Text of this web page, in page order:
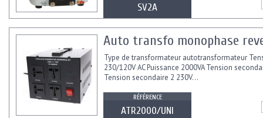
SV2A
Auto transfo monophase
Type de transformateur autotransformateur
230/120V AC Puissance 2000VA Tension
Tension secondaire 2 230V...
RÉFÉRENCE
ATR2000/UNI